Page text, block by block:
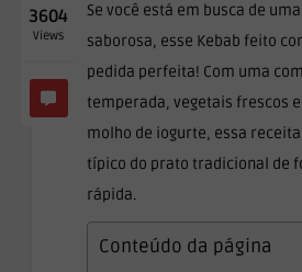
3604
Views
Se você está em busca de
saborosa, esse Kebab feito
pedida perfeita! Com uma
temperada, vegetais frescos
molho de iogurte, essa
típico do prato tradicional de
rápida.
Conteúdo da página